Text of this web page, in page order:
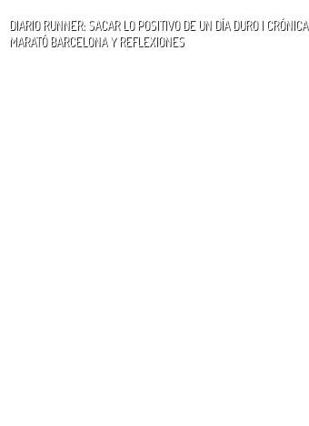
DIARIO RUNNER: SACAR LO POSITIVO DE UN DÍA DURO | CRÓNICA
MARATÓ BARCELONA Y REFLEXIONES